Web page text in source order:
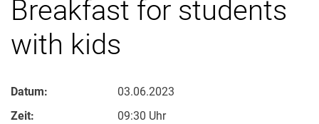
Breakfast for students
with kids
Datum:
03.06.2023
Zeit:
09:30 Uhr